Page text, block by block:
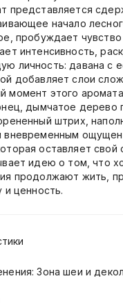
представляется
начало
пробуждает
интенсивность,
личность: давана с
добавляет слои
момент этого
дымчатое дерево
штрих,
вневременным
оставляет свой
идею о том, что
продолжают жить,
и ценность.
Зона шеи и